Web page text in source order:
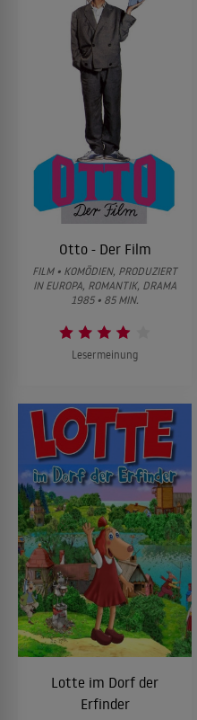
Otto - Der Film
FILM • KOMÖDIEN, PRODUZIERT
IN EUROPA, ROMANTIK, DRAMA
1985 • 85 MIN.
Lesermeinung
Lotte im Dorf der
Erfinder